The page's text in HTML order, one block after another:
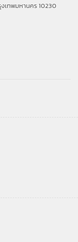
เทพมหานคร 10230